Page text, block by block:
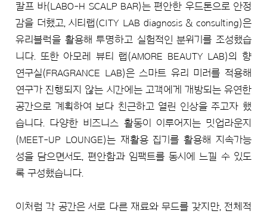
칼프 바(LABO-H SCALP BAR)는 편안한 우드톤으로 안정
감을 더했고, 시티랩(CITY LAB diagnosis & consulting)은
유리블럭을 활용해 투명하고 실험적인 분위기를 조성했습
니다. 또한 아모레 뷰티 랩(AMORE BEAUTY LAB)의 향
연구실(FRAGRANCE LAB)은 스마트 유리 미러를 적용해
연구가 진행되지 않는 시간에는 고객에게 개방되는 유연한
공간으로 계획하여 보다 친근하고 열린 인상을 주고자 했
습니다. 다양한 비즈니스 활동이 이루어지는 밋업라운지
(MEET-UP LOUNGE)는 재활용 집기를 활용해 지속가능
성을 담으면서도, 편안함과 임팩트를 동시에 느낄 수 있도
록 구성했습니다.
이처럼 각 공간은 서로 다른 재료와 무드를 갖지만, 전체적